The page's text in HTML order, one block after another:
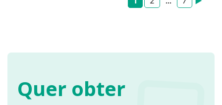
Quer obter